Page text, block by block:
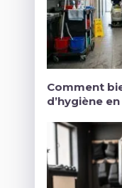
Comment
d’hygiène